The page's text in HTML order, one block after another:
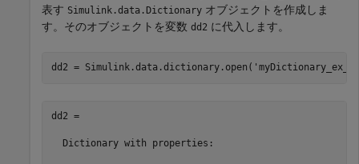
表す Simulink.data.Dictionary オブジェクトを作成しま
す。そのオブジェクトを変数 dd2 に代入します。
dd2 = Simulink.data.dictionary.open(
dd2 =
  Dictionary with properties: